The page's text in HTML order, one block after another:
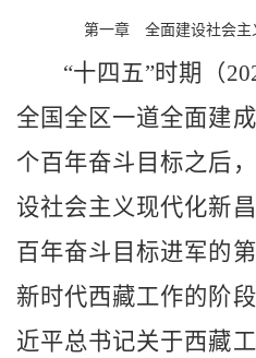
第一章 全面建设社会主
“十四五”时期（
全国全区一道全面建
个百年奋斗目标之后
设社会主义现代化新
百年奋斗目标进军的
新时代西藏工作的阶
近平总书记关于西藏